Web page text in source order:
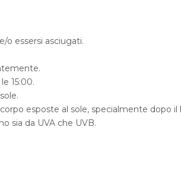
essersi asciugati.
15:00.
esposte al sole, specialmente dopo il
sia da UVA che UVB.